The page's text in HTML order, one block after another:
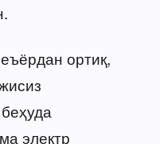
ортиқ,
электр